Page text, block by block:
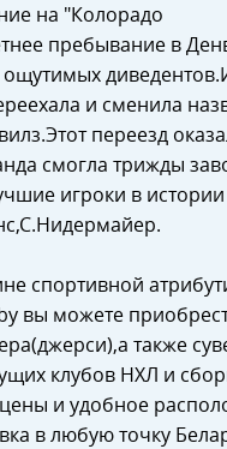
на "Колорадо
пребывание в
ощутимых
и сменила
переезд
смогла трижды
игроки в истории
спортивной
вы можете
также
клубов НХЛ и
и удобное
в любую точку